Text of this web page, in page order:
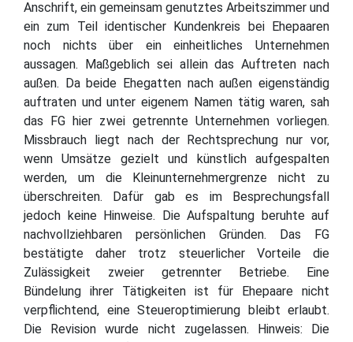
Anschrift, ein gemeinsam genutztes Arbeitszimmer und
ein zum Teil identischer Kundenkreis bei Ehepaaren
noch nichts über ein einheitliches Unternehmen
aussagen. Maßgeblich sei allein das Auftreten nach
außen. Da beide Ehegatten nach außen eigenständig
auftraten und unter eigenem Namen tätig waren, sah
das FG hier zwei getrennte Unternehmen vorliegen.
Missbrauch liegt nach der Rechtsprechung nur vor,
wenn Umsätze gezielt und künstlich aufgespalten
werden, um die Kleinunternehmergrenze nicht zu
überschreiten. Dafür gab es im Besprechungsfall
jedoch keine Hinweise. Die Aufspaltung beruhte auf
nachvollziehbaren persönlichen Gründen. Das FG
bestätigte daher trotz steuerlicher Vorteile die
Zulässigkeit zweier getrennter Betriebe. Eine
Bündelung ihrer Tätigkeiten ist für Ehepaare nicht
verpflichtend, eine Steueroptimierung bleibt erlaubt.
Die Revision wurde nicht zugelassen. Hinweis: Die